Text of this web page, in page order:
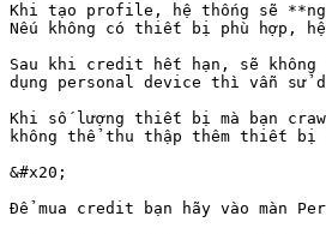
Khi tạo profile, hệ thống sẽ
Nếu không có thiết bị phù hợp,
Sau khi credit hết hạn, sẽ không
dụng personal device thì vẫn sử
Khi số lượng thiết bị mà bạn
không thể thu thập thêm thiết bị
&#x20;
Để mua credit bạn hãy vào màn